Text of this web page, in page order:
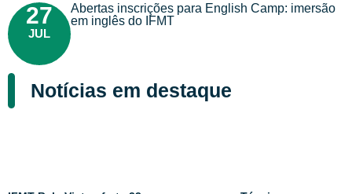
27
JUL
Abertas inscrições para English Camp: imersão
em inglês do IFMT
Notícias em destaque